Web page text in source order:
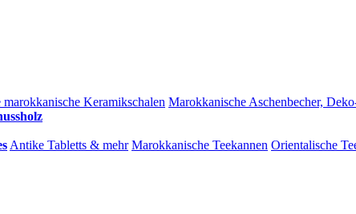
marokkanische Keramikschalen Marokkanische Aschenbecher,
Antike Tabletts & mehr Marokkanische Teekannen Orientalische